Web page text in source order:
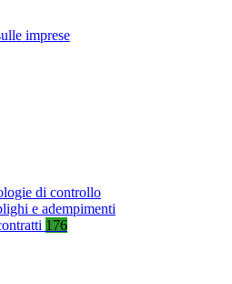
imprese
di controllo
e adempimenti
176